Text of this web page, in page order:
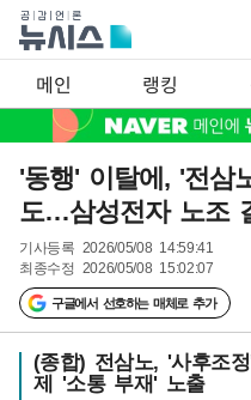
메인 랭킹
'동행' 이탈에, '전삼
도…삼성전자 노조
기사등록 2026/05/08 14:59:41
최종수정 2026/05/08 15:02:07
구글에서 선호하는 매체로 추가
(종합) 전삼노, '사후조
제 '소통 부재' 노출